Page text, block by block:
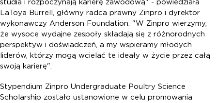
studia i rozpoczynają karierę zawodową" - powiedziała
LaToya Burrell, główny radca prawny Zinpro i dyrektor
wykonawczy Anderson Foundation. "W Zinpro wierzymy,
że wysoce wydajne zespoły składają się z różnorodnych
perspektyw i doświadczeń, a my wspieramy młodych
liderów, którzy mogą wcielać te ideały w życie przez całą
swoją karierę".
Stypendium Zinpro Undergraduate Poultry Science
Scholarship zostało ustanowione w celu promowania